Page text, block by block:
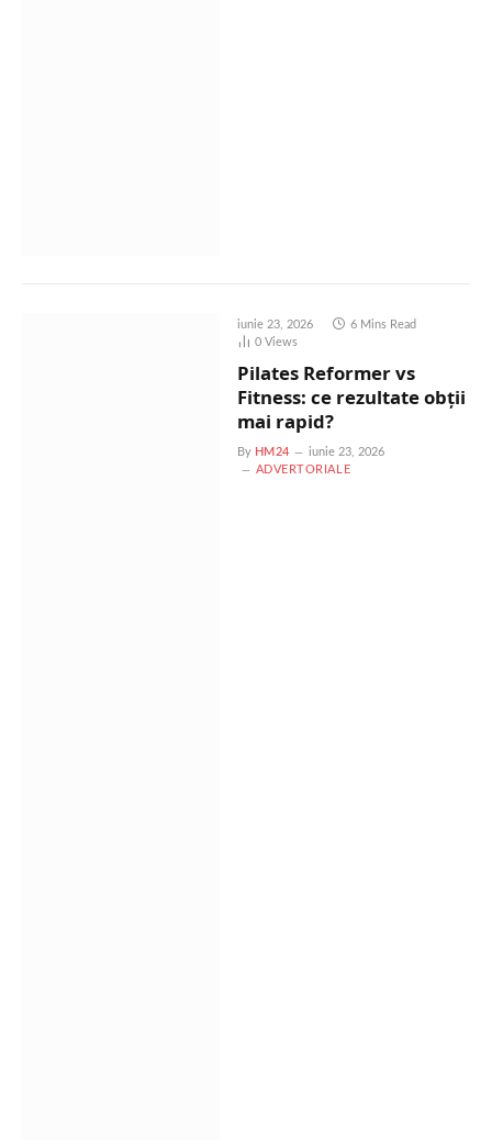
iunie 23, 2026
6 Mins Read
0 Views
Pilates Reformer vs
Fitness: ce rezultate obții
mai rapid?
By HM24
iunie 23, 2026
ADVERTORIALE